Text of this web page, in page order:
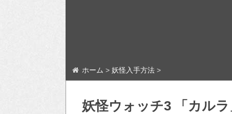
ホーム > 妖怪入手方法 >
妖怪ウォッチ3 「カル